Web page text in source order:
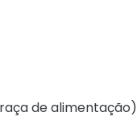
de alimentação)